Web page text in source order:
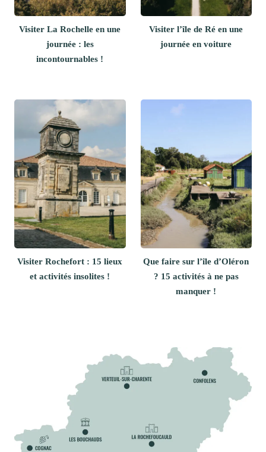
Visiter La Rochelle en une
journée : les
incontournables !
Visiter l’île de Ré en une
journée en voiture
Visiter Rochefort : 15 lieux
et activités insolites !
Que faire sur l’île d’Oléron
? 15 activités à ne pas
manquer !